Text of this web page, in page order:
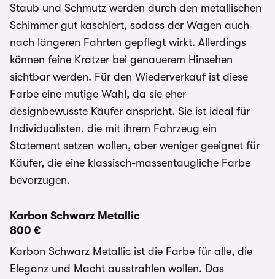
Staub und Schmutz werden durch den metallischen
Schimmer gut kaschiert, sodass der Wagen auch
nach längeren Fahrten gepflegt wirkt. Allerdings
können feine Kratzer bei genauerem Hinsehen
sichtbar werden. Für den Wiederverkauf ist diese
Farbe eine mutige Wahl, da sie eher
designbewusste Käufer anspricht. Sie ist ideal für
Individualisten, die mit ihrem Fahrzeug ein
Statement setzen wollen, aber weniger geeignet für
Käufer, die eine klassisch-massentaugliche Farbe
bevorzugen.
Karbon Schwarz Metallic
800 €
Karbon Schwarz Metallic ist die Farbe für alle, die
Eleganz und Macht ausstrahlen wollen. Das